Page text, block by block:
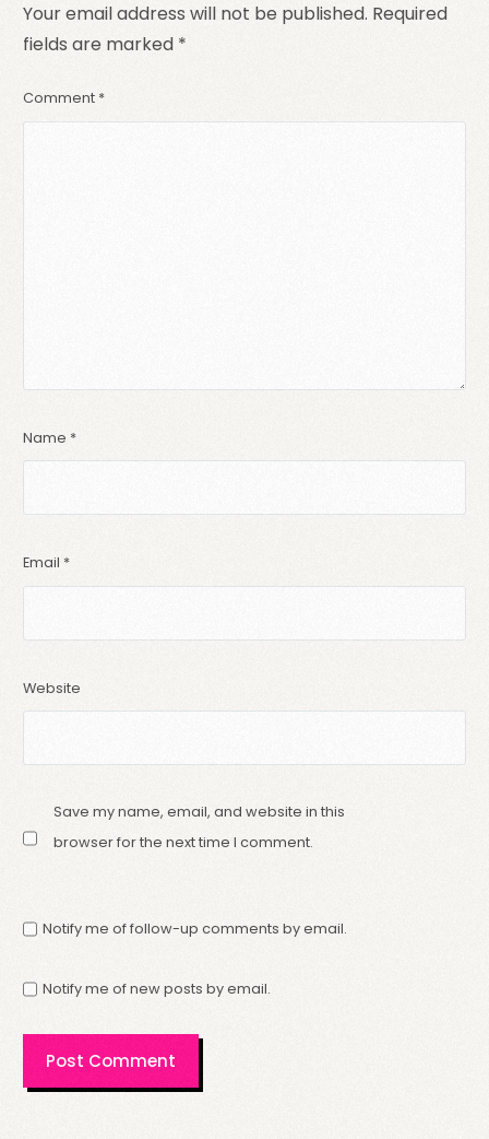
Your email address will not be published. Required
fields are marked *
Comment *
Name *
Email *
Website
Save my name, email, and website in this
browser for the next time I comment.
Notify me of follow-up comments by email.
Notify me of new posts by email.